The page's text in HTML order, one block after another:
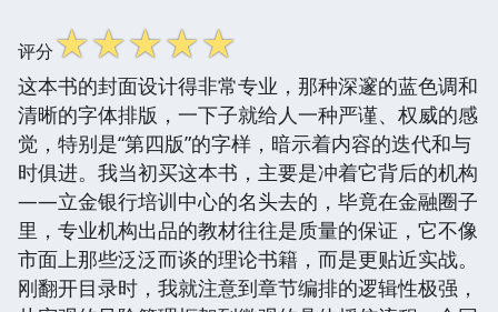
评分☆☆☆☆☆
这本书的封面设计得非常专业，那种深邃的蓝色调和
清晰的字体排版，一下子就给人一种严谨、权威的感
觉，特别是“第四版”的字样，暗示着内容的迭代和与
时俱进。我当初买这本书，主要是冲着它背后的机构
——立金银行培训中心的名头去的，毕竟在金融圈子
里，专业机构出品的教材往往是质量的保证，它不像
市面上那些泛泛而谈的理论书籍，而是更贴近实战。
刚翻开目录时，我就注意到章节编排的逻辑性极强，